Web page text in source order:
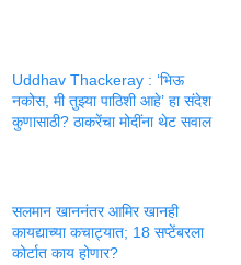
Uddhav Thackeray : ‘भिऊ
नकोस, मी तुझ्या पाठिशी आहे’ हा संदेश
कुणासाठी? ठाकरेंचा मोदींना थेट सवाल
सलमान खाननंतर आमिर खानही
कायद्याच्या कचाट्यात; 18 सप्टेंबरला
कोर्टात काय होणार?